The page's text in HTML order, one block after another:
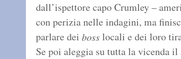
dall’ispettore capo Crumley –
con perizia nelle indagini, ma
parlare dei bosslocali e dei loro
Se poi aleggia su tutta la vicenda